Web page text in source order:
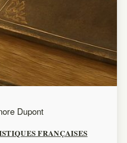
Dupont
FRANÇAISES